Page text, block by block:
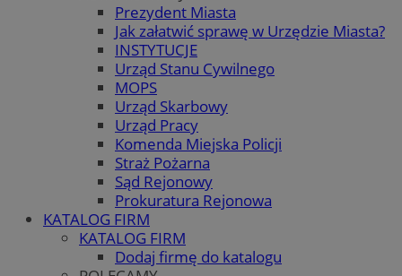
Prezydent Miasta
Jak załatwić sprawę w Urzędzie Miasta?
INSTYTUCJE
Urząd Stanu Cywilnego
MOPS
Urząd Skarbowy
Urząd Pracy
Komenda Miejska Policji
Straż Pożarna
Sąd Rejonowy
Prokuratura Rejonowa
KATALOG FIRM
KATALOG FIRM
Dodaj firmę do katalogu